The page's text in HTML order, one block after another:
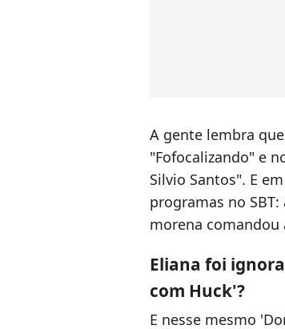
A gente lembra
"Fofocalizando" e
Silvio Santos". E
programas no
morena comandou
Eliana foi
com Huck'?
E nesse mesmo